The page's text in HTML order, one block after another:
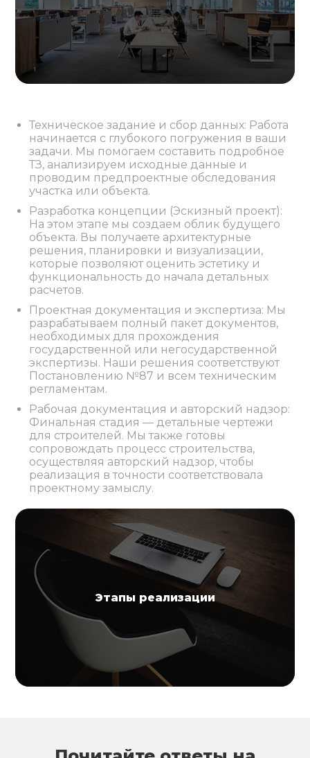
Этапы реализации
Техническое задание и сбор данных: Работа
начинается с глубокого погружения в ваши
задачи. Мы помогаем составить подробное
ТЗ, анализируем исходные данные и
проводим предпроектные обследования
участка или объекта.
Разработка концепции (Эскизный проект):
На этом этапе мы создаем облик будущего
объекта. Вы получаете архитектурные
решения, планировки и визуализации,
которые позволяют оценить эстетику и
функциональность до начала детальных
расчетов.
Проектная документация и экспертиза: Мы
разрабатываем полный пакет документов,
необходимых для прохождения
государственной или негосударственной
экспертизы. Наши решения соответствуют
Постановлению №87 и всем техническим
регламентам.
Рабочая документация и авторский надзор:
Финальная стадия — детальные чертежи
для строителей. Мы также готовы
сопровождать процесс строительства,
осуществляя авторский надзор, чтобы
реализация в точности соответствовала
проектному замыслу.